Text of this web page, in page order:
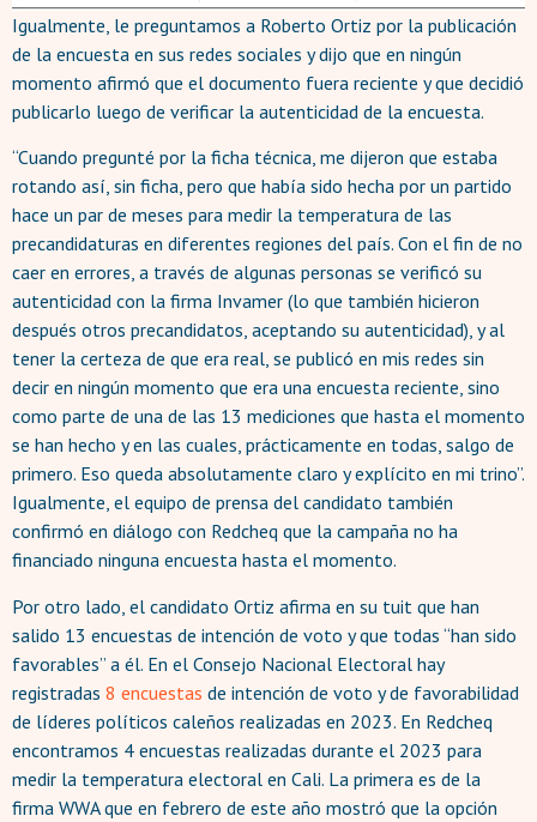
Igualmente, le preguntamos a Roberto Ortiz por la publicación
de la encuesta en sus redes sociales y dijo que en ningún
momento afirmó que el documento fuera reciente y que decidió
publicarlo luego de verificar la autenticidad de la encuesta.
“Cuando pregunté por la ficha técnica, me dijeron que estaba
rotando así, sin ficha, pero que había sido hecha por un partido
hace un par de meses para medir la temperatura de las
precandidaturas en diferentes regiones del país. Con el fin de no
caer en errores, a través de algunas personas se verificó su
autenticidad con la firma Invamer (lo que también hicieron
después otros precandidatos, aceptando su autenticidad), y al
tener la certeza de que era real, se publicó en mis redes sin
decir en ningún momento que era una encuesta reciente, sino
como parte de una de las 13 mediciones que hasta el momento
se han hecho y en las cuales, prácticamente en todas, salgo de
primero. Eso queda absolutamente claro y explícito en mi trino”.
Igualmente, el equipo de prensa del candidato también
confirmó en diálogo con Redcheq que la campaña no ha
financiado ninguna encuesta hasta el momento.
Por otro lado, el candidato Ortiz afirma en su tuit que han
salido 13 encuestas de intención de voto y que todas “han sido
favorables” a él. En el Consejo Nacional Electoral hay
registradas 8 encuestas de intención de voto y de favorabilidad
de líderes políticos caleños realizadas en 2023. En Redcheq
encontramos 4 encuestas realizadas durante el 2023 para
medir la temperatura electoral en Cali. La primera es de la
firma WWA que en febrero de este año mostró que la opción